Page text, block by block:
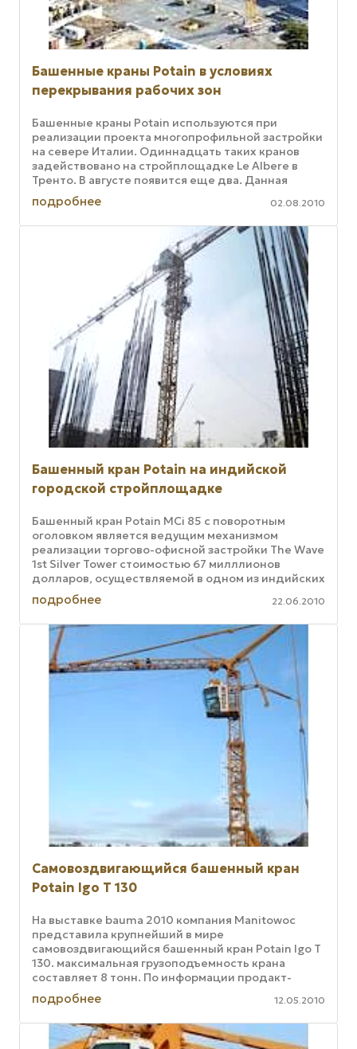
Башенные краны Potain в условиях
перекрывания рабочих зон
Башенные краны Potain используются при
реализации проекта многопрофильной застройки
на севере Италии. Одиннадцать таких кранов
задействовано на стройплощадке Le Albere в
Тренто. В августе появится еще два. Данная
застройка является наиболее ...
подробнее 02.08.2010
Башенный кран Potain на индийской
городской стройплощадке
Башенный кран Potain MCi 85 с поворотным
оголовком является ведущим механизмом
реализации торгово-офисной застройки The Wave
1st Silver Tower стоимостью 67 милллионов
долларов, осуществляемой в одном из индийских
городов. Рабочие нагрузки на данном ...
подробнее 22.06.2010
Самовоздвигающийся башенный кран
Potain Igo T 130
На выставке bauma 2010 компания Manitowoc
представила крупнейший в мире
самовоздвигающийся башенный кран Potain Igo T
130. максимальная грузоподъемность крана
составляет 8 тонн. По информации продакт-
менеджмента данного направления Manitowoc,
новый ...
подробнее 12.05.2010